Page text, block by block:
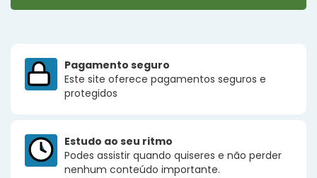
Pagamento seguro
Este site oferece pagamentos seguros e
protegidos
Estudo ao seu ritmo
Podes assistir quando quiseres e não perder
nenhum conteúdo importante.